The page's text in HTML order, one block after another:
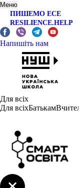
Меню
ПИШЕМО ЕСЕ
RESILIENCE.HELP
Напишіть нам
Для всіх
Для всіхБатькам